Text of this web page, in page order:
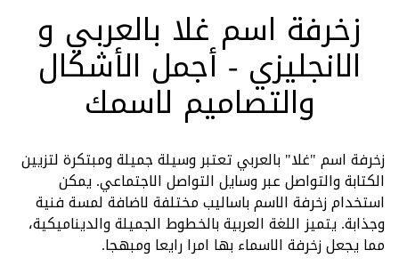
زخرفة اسم غلا بالعربي و
الانجليزي - أجمل الأشكال
والتصاميم لاسمك
زخرفة اسم "غلا" بالعربي تعتبر وسيلة جميلة ومبتكرة لتزيين
الكتابة والتواصل عبر وسايل التواصل الاجتماعي. يمكن
استخدام زخرفة الاسم باساليب مختلفة لاضافة لمسة فنية
وجذابة. يتميز اللغة العربية بالخطوط الجميلة والديناميكية،
مما يجعل زخرفة الاسماء بها امرا رايعا ومبهجا.